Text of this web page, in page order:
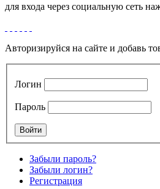
для входа через социальную сеть
Авторизируйся на сайте и добавь
Логин
Пароль
Забыли пароль?
Забыли логин?
Регистрация